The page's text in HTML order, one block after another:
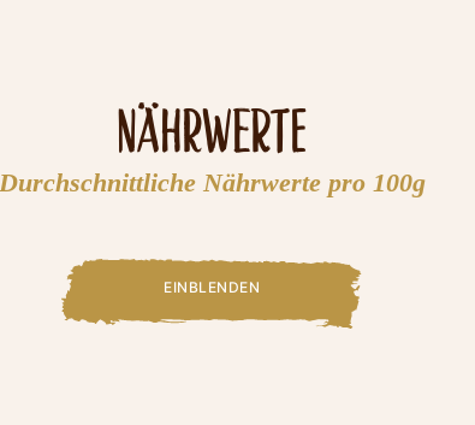
Nährwerte
Durchschnittliche Nährwerte pro 100g
EINBLENDEN